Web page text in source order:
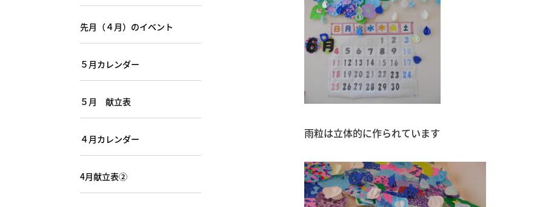
雨粒は立体的に作られています
先月（４月）のイベント
５月カレンダー
５月 献立表
４月カレンダー
4月献立表②